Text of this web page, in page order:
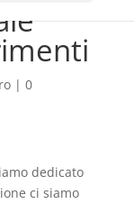
| 0
dedicato
ci siamo